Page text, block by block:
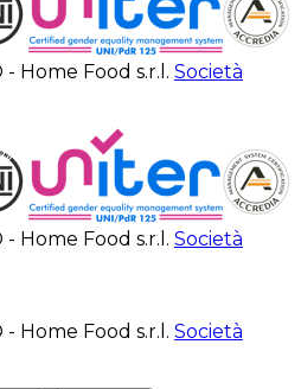
Home Food s.r.l. Società
Home Food s.r.l. Società
Home Food s.r.l. Società